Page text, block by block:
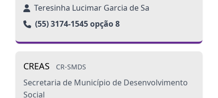
Teresinha Lucimar Garcia de Sa
(55) 3174-1545 opção 8
CREAS CR-SMDS
Secretaria de Município de Desenvolvimento
Social